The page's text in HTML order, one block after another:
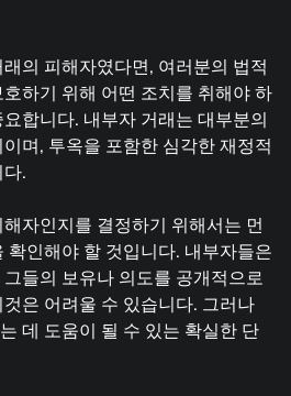
의 피해자였다면, 여러분의 법적
하기 위해 어떤 조치를 취해야 하
합니다. 내부자 거래는 대부분의
며, 투옥을 포함한 심각한 재정적
.
자인지를 결정하기 위해서는 먼
확인해야 할 것입니다. 내부자들은
들의 보유나 의도를 공개적으로
은 어려울 수 있습니다. 그러나
데 도움이 될 수 있는 확실한 단